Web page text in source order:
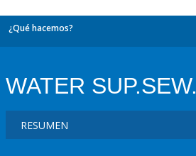
¿Qué hacemos?
WATER SUP.SEW.